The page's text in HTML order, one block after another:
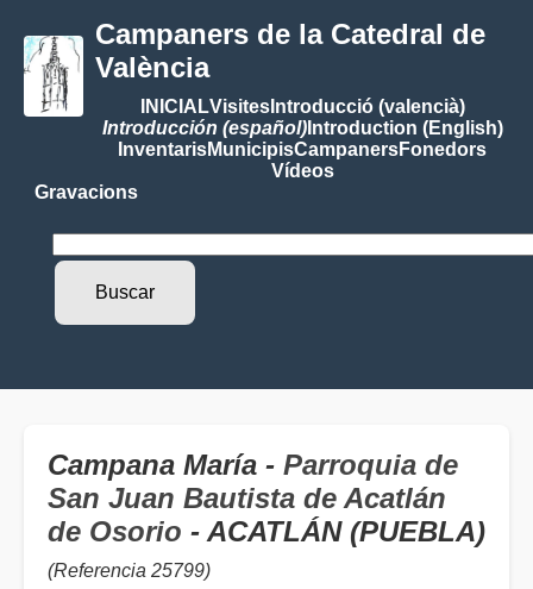
Campaners de la Catedral de
València
INICIALVisitesIntroducció (valencià)
Introducción (español)Introduction (English)
InventarisMunicipisCampanersFonedors
Vídeos
Gravacions
Campana María - Parroquia de
San Juan Bautista de Acatlán
de Osorio - ACATLÁN (PUEBLA)
(Referencia 25799)